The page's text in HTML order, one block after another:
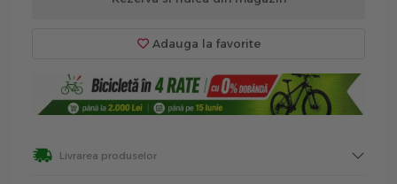
Adauga la favorite
Livrarea produselor